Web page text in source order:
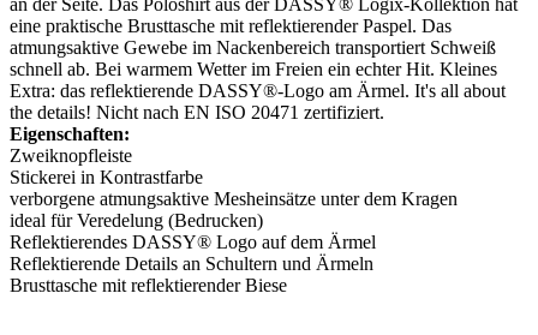
eine praktische Brusttasche mit reflektierender Paspel. Das
atmungsaktive Gewebe im Nackenbereich transportiert Schweiß
schnell ab. Bei warmem Wetter im Freien ein echter Hit. Kleines
Extra: das reflektierende DASSY®-Logo am Ärmel. It's all about
the details! Nicht nach EN ISO 20471 zertifiziert.
Eigenschaften:
Zweiknopfleiste
Stickerei in Kontrastfarbe
verborgene atmungsaktive Mesheinsätze unter dem Kragen
ideal für Veredelung (Bedrucken)
Reflektierendes DASSY® Logo auf dem Ärmel
Reflektierende Details an Schultern und Ärmeln
Brusttasche mit reflektierender Biese